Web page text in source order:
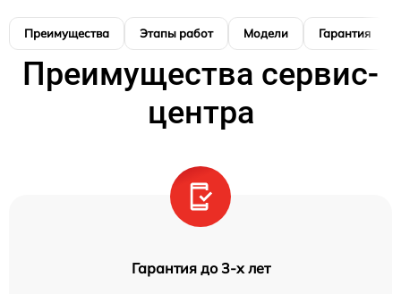
Преимущества Этапы работ Модели Гарантия
Преимущества сервис-
центра
Гарантия до 3-х лет